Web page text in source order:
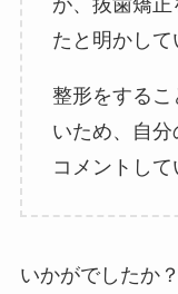
が、抜歯矯
たと明かして
整形をする
いため、自
コメントして
いかがでしたか？